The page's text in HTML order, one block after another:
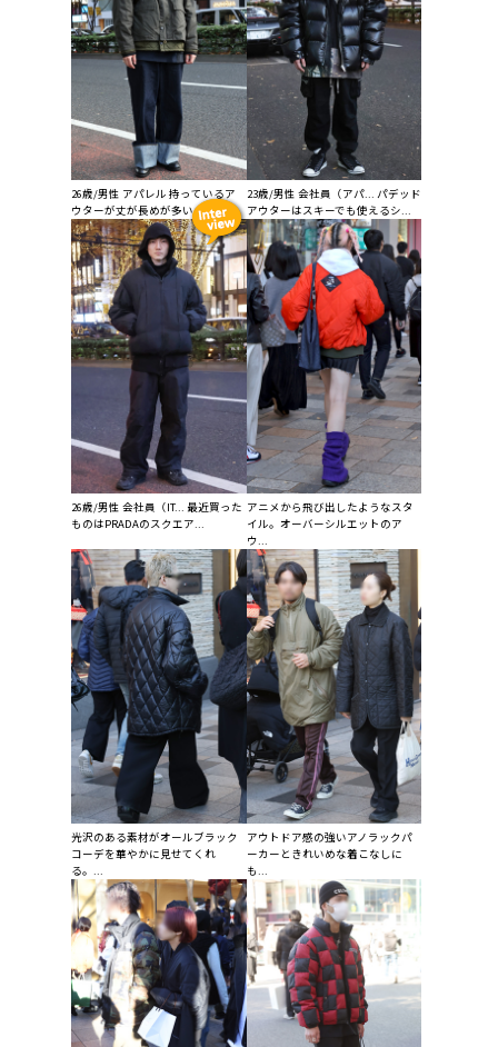
26歳/男性 アパレル 持っているア
ウターが丈が長めが多いの...
23歳/男性 会社員（アパ... パデッド
アウターはスキーでも使えるシ...
26歳/男性 会社員（IT... 最近買った
ものはPRADAのスクエア...
アニメから飛び出したようなスタ
イル。オーバーシルエットのア
ウ...
光沢のある素材がオールブラック
コーデを華やかに見せてくれ
る。...
アウトドア感の強いアノラックパ
ーカーときれいめな着こなしに
も...